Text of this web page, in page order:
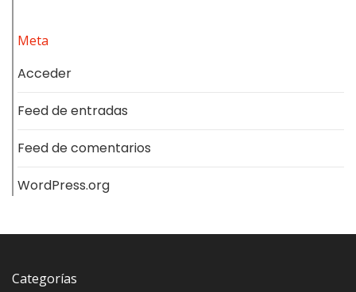
Meta
Acceder
Feed de entradas
Feed de comentarios
WordPress.org
Categorías